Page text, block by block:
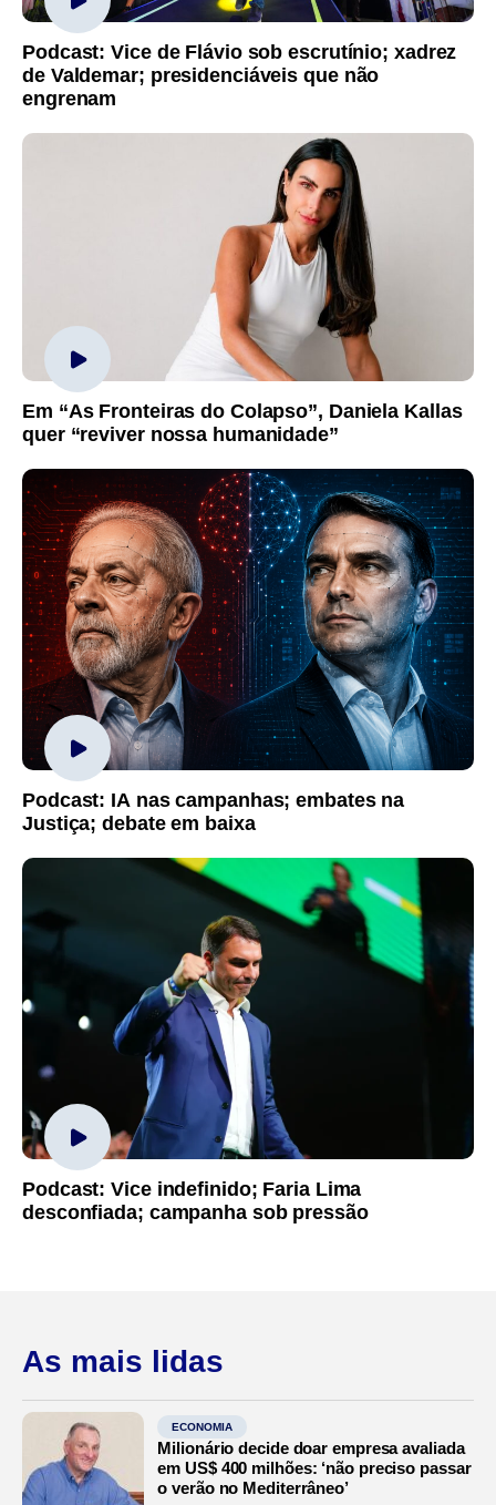
Podcast: Vice de Flávio sob escrutínio; xadrez
de Valdemar; presidenciáveis que não
engrenam
Em “As Fronteiras do Colapso”, Daniela Kallas
quer “reviver nossa humanidade”
Podcast: IA nas campanhas; embates na
Justiça; debate em baixa
Podcast: Vice indefinido; Faria Lima
desconfiada; campanha sob pressão
As mais lidas
ECONOMIA
Milionário decide doar empresa avaliada
em US$ 400 milhões: ‘não preciso passar
o verão no Mediterrâneo’